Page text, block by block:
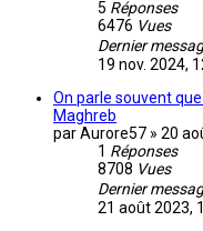
5 Réponses
6476 Vues
Dernier
19 nov. 2024,
On parle souvent
Maghreb
parAurore57 » 20
1 Réponses
8708 Vues
Dernier
21 août 2023,